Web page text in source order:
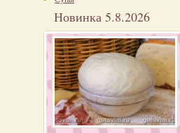
Новинка 5.8.2026